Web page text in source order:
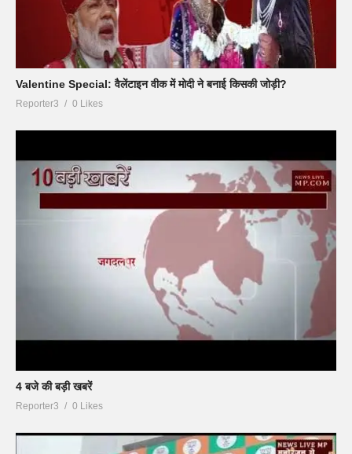
Valentine Special: वैलेंटाइन वीक में मोदी ने बनाई किसकी जोड़ी?
Reporter3 0 Likes
4 बजे की बड़ी खबरें
Reporter3 0 Likes